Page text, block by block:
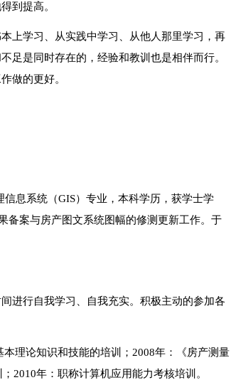
到提高。
上学习、从实践中学习、从他人那里学习，再
足是同时存在的，经验和教训也是相伴而行。
做的更好。
息系统（GIS）专业，本科学历，获学士学
备案与房产图文系统图幅的修测更新工作。于
进行自我学习、自我充实。积极主动的参加各
理论知识和技能的培训；2008年：《房产测量
2010年：职称计算机应用能力考核培训。